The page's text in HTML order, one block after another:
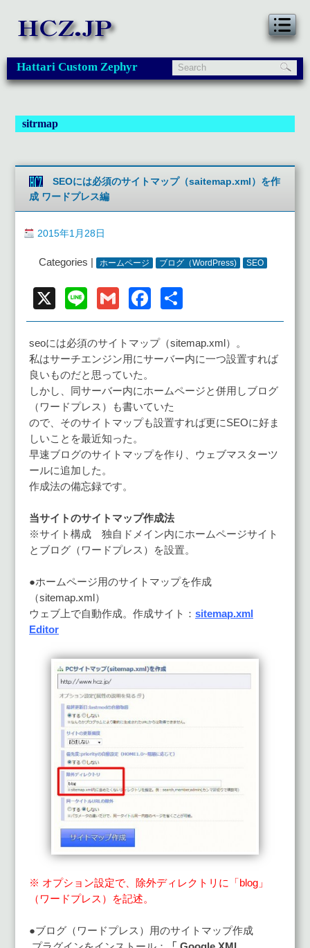
Hattari Custom Zephyr
sitrmap
SEOには必須のサイトマップ（saitemap.xml）を作
成 ワードプレス編
2015年1月28日
Categories | ホームページ ブログ（WordPress) SEO
X Line GmailFacebook
有
seoには必須のサイトマップ（sitemap.xml）。
私はサーチエンジン用にサーバー内に一つ設置すれば
良いものだと思っていた。
しかし、同サーバー内にホームページと併用しブログ
（ワードプレス）も書いていた
ので、そのサイトマップも設置すれば更にSEOに好ま
しいことを最近知った。
早速ブログのサイトマップを作り、ウェブマスターツ
ールに追加した。
作成法の備忘録です。
当サイトのサイトマップ作成法
※サイト構成 独自ドメイン内にホームページサイト
とブログ（ワードプレス）を設置。
●ホームページ用のサイトマップを作成
（sitemap.xml）
ウェブ上で自動作成。作成サイト： sitemap.xml
Editor
※ オプション設定で、除外ディレクトリに「blog」
（ワードプレス）を記述。
●ブログ（ワードプレス）用のサイトマップ作成